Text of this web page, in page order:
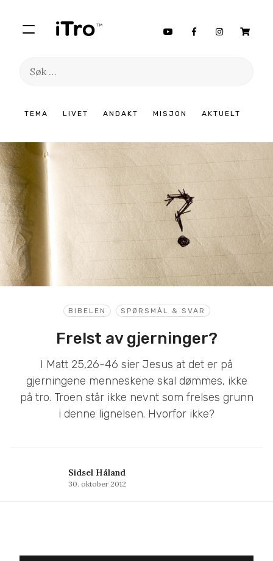
TEMA LIVET ANDAKT MISJON AKTUELT
Søk
innhold
BIBELEN SPØRSMÅL & SVAR
Frelst av gjerninger?
I Matt 25,26-46 sier Jesus at det er på
gjerningene menneskene skal dømmes, ikke
på tro. Troen står ikke nevnt som frelses grunn
i denne lignelsen. Hvorfor ikke?
Sidsel Håland
30. oktober 2012